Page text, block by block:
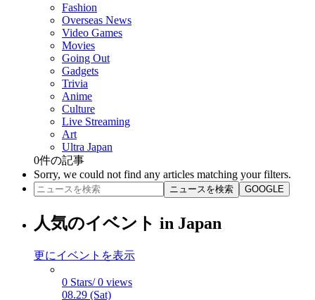
Fashion
Overseas News
Video Games
Movies
Going Out
Gadgets
Trivia
Anime
Culture
Live Streaming
Art
Ultra Japan
0件の記事
Sorry, we could not find any articles matching your filters.
ニュースを検索 GOOGLE
人気のイベント in Japan
更にイベントを表示
0 Stars/ 0 views
08.29 (Sat)